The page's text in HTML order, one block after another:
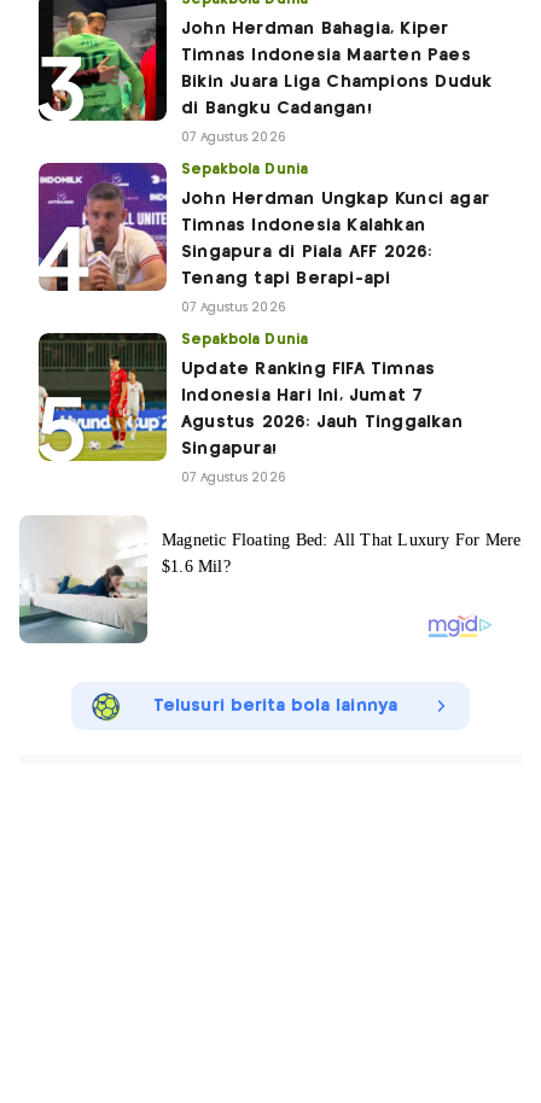
John Herdman Bahagia, Kiper
Timnas Indonesia Maarten Paes
Bikin Juara Liga Champions Duduk
di Bangku Cadangan!
07 Agustus 2026
Sepakbola Dunia
John Herdman Ungkap Kunci agar
Timnas Indonesia Kalahkan
Singapura di Piala AFF 2026:
Tenang tapi Berapi-api
07 Agustus 2026
Sepakbola Dunia
Update Ranking FIFA Timnas
Indonesia Hari Ini, Jumat 7
Agustus 2026: Jauh Tinggalkan
Singapura!
07 Agustus 2026
Telusuri berita bola lainnya